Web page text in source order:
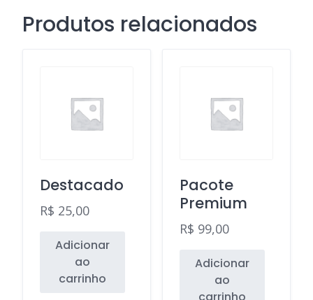
Produtos relacionados
Destacado
R$ 25,00
Adicionar
ao
carrinho
Pacote
Premium
R$ 99,00
Adicionar
ao